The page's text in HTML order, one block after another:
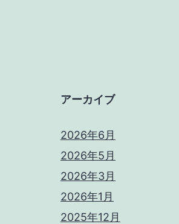
アーカイブ
2026年6月
2026年5月
2026年3月
2026年1月
2025年12月